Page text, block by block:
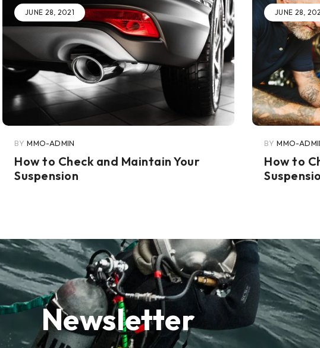
JUNE 28, 2021
BY MMO-ADMIN
How to Check and Maintain Your
Suspension
JUNE 28,
BY MMO-
How to
Newsletter